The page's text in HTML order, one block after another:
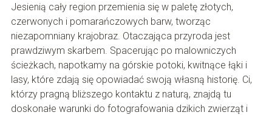
Jesienią cały region przemienia się w paletę złotych,
czerwonych i pomarańczowych barw, tworząc
niezapomniany krajobraz. Otaczająca przyroda jest
prawdziwym skarbem. Spacerując po malowniczych
ścieżkach, napotkamy na górskie potoki, kwitnące łąki i
lasy, które zdają się opowiadać swoją własną historię. Ci,
którzy pragną bliższego kontaktu z naturą, znajdą tu
doskonałe warunki do fotografowania dzikich zwierząt i